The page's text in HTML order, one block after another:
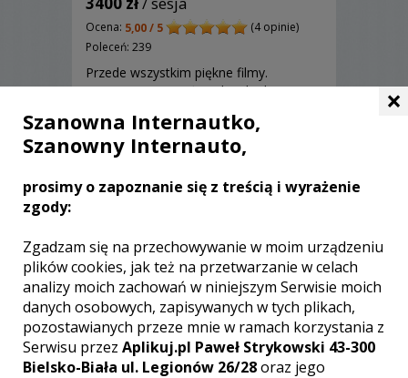
Ocena: 5,00 / 5
(4 opinie)
Poleceń: 239
Przede wszystkim piękne filmy.
Kreatywny Montaż, piękne kadry i ujęcia
stawki. Sesja w plenerze gratis w
pakiecie z foto. Serdecznie zapraszam
na niezobowiązującą prezentację w
biurze w Krakowie
Zobacz więcej
×
Szanowna Internautko,
Szanowny Internauto,
prosimy o zapoznanie się z treścią i wyrażenie
zgody:
Zgadzam się na przechowywanie w moim urządzeniu
plików cookies, jak też na przetwarzanie w celach
analizy moich zachowań w niniejszym Serwisie moich
danych osobowych, zapisywanych w tych plikach,
pozostawianych przeze mnie w ramach korzystania z
Serwisu przez Aplikuj.pl Paweł Strykowski 43-300
Bielsko-Biała ul. Legionów 26/28oraz jego